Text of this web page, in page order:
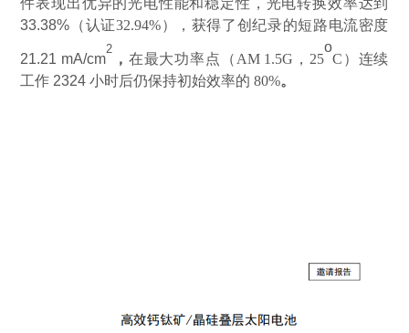
件表现出优异的光电性能和稳定性，光电转换效率达到
33.38% （认证32.94%） ，获得了创纪录的短路电流密度
21.21 mA/cm
2
， 在最大功率点（ AM 1.5G ， 25
o
C ）连续
工作 2324小时后仍保持初始效率的80%。